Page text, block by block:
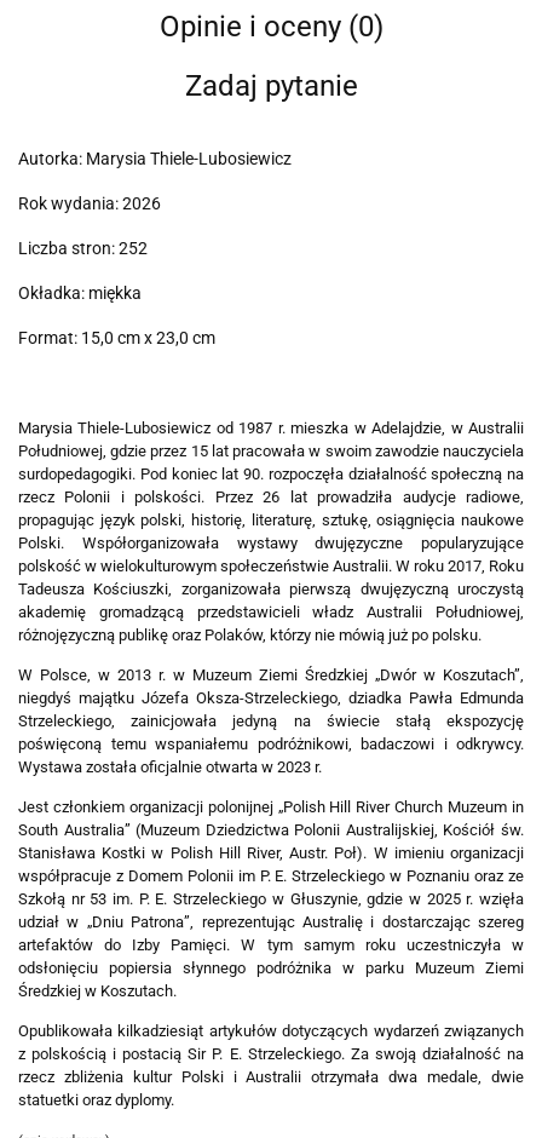
Opinie i oceny (0)
Zadaj pytanie
Autorka: Marysia Thiele-Lubosiewicz
Rok wydania: 2026
Liczba stron: 252
Okładka: miękka
Format: 15,0 cm x 23,0 cm
Marysia Thiele-Lubosiewicz od 1987 r. mieszka w Adelajdzie, w Australii
Południowej, gdzie przez 15 lat pracowała w swoim zawodzie nauczyciela
surdopedagogiki. Pod koniec lat 90. rozpoczęła działalność społeczną na
rzecz Polonii i polskości. Przez 26 lat prowadziła audycje radiowe,
propagując język polski, historię, literaturę, sztukę, osiągnięcia naukowe
Polski. Współorganizowała wystawy dwujęzyczne popularyzujące
polskość w wielokulturowym społeczeństwie Australii. W roku 2017, Roku
Tadeusza Kościuszki, zorganizowała pierwszą dwujęzyczną uroczystą
akademię gromadzącą przedstawicieli władz Australii Południowej,
różnojęzyczną publikę oraz Polaków, którzy nie mówią już po polsku.
W Polsce, w 2013 r. w Muzeum Ziemi Średzkiej „Dwór w Koszutach”,
niegdyś majątku Józefa Oksza-Strzeleckiego, dziadka Pawła Edmunda
Strzeleckiego, zainicjowała jedyną na świecie stałą ekspozycję
poświęconą temu wspaniałemu podróżnikowi, badaczowi i odkrywcy.
Wystawa została oficjalnie otwarta w 2023 r.
Jest członkiem organizacji polonijnej „Polish Hill River Church Muzeum in
South Australia” (Muzeum Dziedzictwa Polonii Australijskiej, Kościół św.
Stanisława Kostki w Polish Hill River, Austr. Poł). W imieniu organizacji
współpracuje z Domem Polonii im P. E. Strzeleckiego w Poznaniu oraz ze
Szkołą nr 53 im. P. E. Strzeleckiego w Głuszynie, gdzie w 2025 r. wzięła
udział w „Dniu Patrona”, reprezentując Australię i dostarczając szereg
artefaktów do Izby Pamięci. W tym samym roku uczestniczyła w
odsłonięciu popiersia słynnego podróżnika w parku Muzeum Ziemi
Średzkiej w Koszutach.
Opublikowała kilkadziesiąt artykułów dotyczących wydarzeń związanych
z polskością i postacią Sir P. E. Strzeleckiego. Za swoją działalność na
rzecz zbliżenia kultur Polski i Australii otrzymała dwa medale, dwie
statuetki oraz dyplomy.